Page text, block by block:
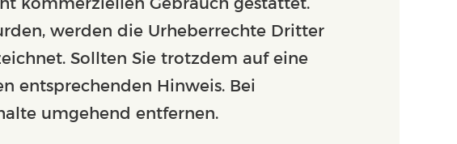
werden die Urheberrechte Dritter
Sollten Sie trotzdem auf eine
entsprechenden Hinweis. Bei
umgehend entfernen.